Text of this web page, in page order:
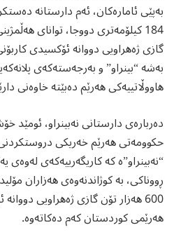
بەپێی ئامارەکان، ئەم دارستانە
گازی ژەهراویی دووانە ئۆکسیدی
بەشە “بینراو” و بەرجەستەکەی
هاووڵاتییەکی هەرێم دەبێتە خاوەنی
دەربارەی دارستانی نەبینراو،
حكوومەتی هەرێم خەریکی
“نەبینراو”ە کە کاریگەرییەکەی لەوەی
ڕووناکی، بە کوژاندنەوەی هەزاران
600 هەزار تۆن گازی ژەهراویی
هەرێمی کوردستان کەم دەکاتەوە.